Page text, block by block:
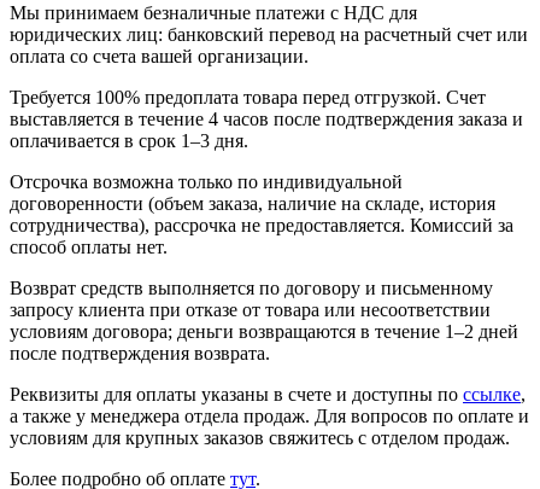
Мы принимаем безналичные платежи с НДС для
юридических лиц: банковский перевод на расчетный счет или
оплата со счета вашей организации.
Требуется 100% предоплата товара перед отгрузкой. Счет
выставляется в течение 4 часов после подтверждения заказа и
оплачивается в срок 1–3 дня.
Отсрочка возможна только по индивидуальной
договоренности (объем заказа, наличие на складе, история
сотрудничества), рассрочка не предоставляется. Комиссий за
способ оплаты нет.
Возврат средств выполняется по договору и письменному
запросу клиента при отказе от товара или несоответствии
условиям договора; деньги возвращаются в течение 1–2 дней
после подтверждения возврата.
Реквизиты для оплаты указаны в счете и доступны по ссылке,
а также у менеджера отдела продаж. Для вопросов по оплате и
условиям для крупных заказов свяжитесь с отделом продаж.
Более подробно об оплате тут.